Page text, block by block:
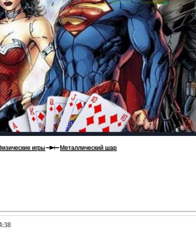
игры Металлический шар